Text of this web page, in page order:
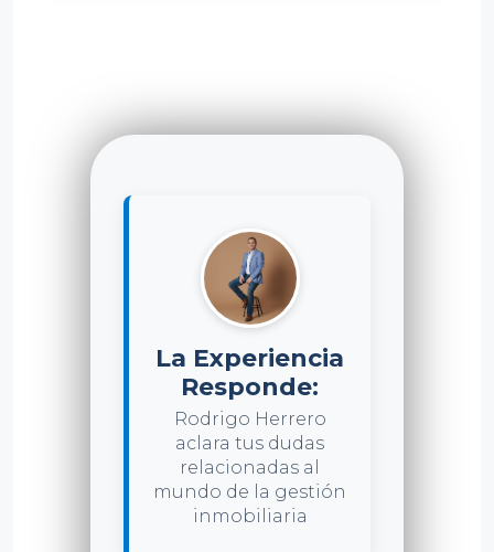
La Experiencia
Responde:
Rodrigo Herrero
aclara tus dudas
relacionadas al
mundo de la gestión
inmobiliaria